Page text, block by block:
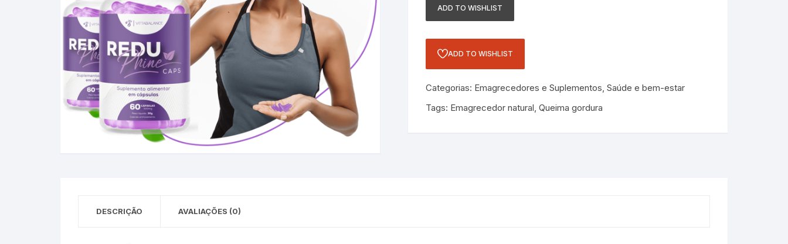
ADD TO WISHLIST
ADD TO WISHLIST
Categorias: Emagrecedores e Suplementos, Saúde e bem-estar
Tags: Emagrecedor natural, Queima gordura
DESCRIÇÃO AVALIAÇÕES (0)